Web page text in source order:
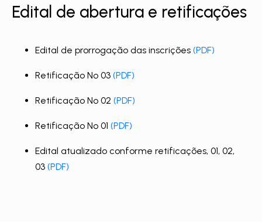
Edital de abertura e retificações
Edital de prorrogação das inscrições (PDF)
Retificação Nº 03 (PDF)
Retificação Nº 02 (PDF)
Retificação Nº 01 (PDF)
Edital atualizado conforme retificações, 01, 02,
03 (PDF)